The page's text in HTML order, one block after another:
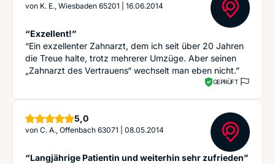
von K. E., Wiesbaden 65201 16.06.2014
“Exzellent!”
“Ein exzellenter Zahnarzt, dem ich seit über 20 Jahren
die Treue halte, trotz mehrerer Umzüge. Aber seinen
„Zahnarzt des Vertrauens“ wechselt man eben nicht.”
GEPRÜFT
5,0Sterne
von C. A., Offenbach 63071 08.05.2014
“Langjährige Patientin und weiterhin sehr zufrieden”